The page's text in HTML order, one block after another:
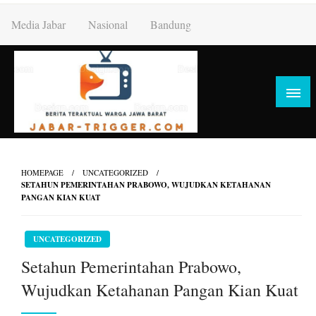
content
Media Jabar Nasional Bandung
HOMEPAGE UNCATEGORIZED
SETAHUN PEMERINTAHAN PRABOWO, WUJUDKAN KETAHANAN
PANGAN KIAN KUAT
UNCATEGORIZED
Setahun Pemerintahan Prabowo,
Wujudkan Ketahanan Pangan Kian Kuat